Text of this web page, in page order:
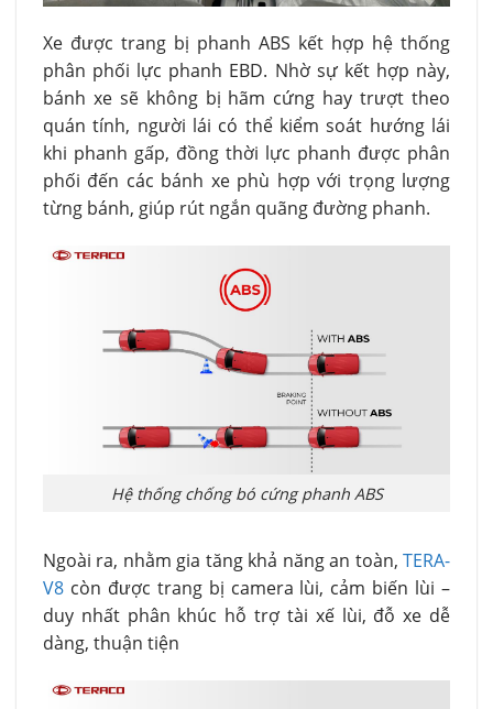
Xe được trang bị phanh ABS kết hợp hệ thống
phân phối lực phanh EBD. Nhờ sự kết hợp này,
bánh xe sẽ không bị hãm cứng hay trượt theo
quán tính, người lái có thể kiểm soát hướng lái
khi phanh gấp, đồng thời lực phanh được phân
phối đến các bánh xe phù hợp với trọng lượng
từng bánh, giúp rút ngắn quãng đường phanh.
Hệ thống chống bó cứng phanh ABS
Ngoài ra, nhằm gia tăng khả năng an toàn, TERA-
V8 còn được trang bị camera lùi, cảm biến lùi –
duy nhất phân khúc hỗ trợ tài xế lùi, đỗ xe dễ
dàng, thuận tiện